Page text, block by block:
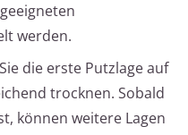
werden.
die erste Putzlage auf
trocknen. Sobald
können weitere Lagen